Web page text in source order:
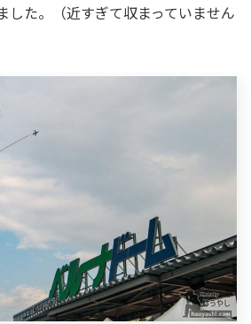
した。（近すぎて収まっていません